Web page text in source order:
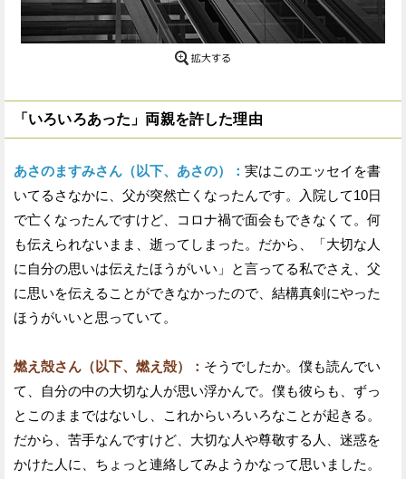
「いろいろあった」両親を許した理由
あさのますみさん（以下、あさの）： 実はこのエッセイを書
いてるさなかに、父が突然亡くなったんです。入院して10日
で亡くなったんですけど、コロナ禍で面会もできなくて。何
も伝えられないまま、逝ってしまった。だから、「大切な人
に自分の思いは伝えたほうがいい」と言ってる私でさえ、父
に思いを伝えることができなかったので、結構真剣にやった
ほうがいいと思っていて。
燃え殻さん（以下、燃え殻）： そうでしたか。僕も読んでい
て、自分の中の大切な人が思い浮かんで。僕も彼らも、ずっ
とこのままではないし、これからいろいろなことが起きる。
だから、苦手なんですけど、大切な人や尊敬する人、迷惑を
かけた人に、ちょっと連絡してみようかなって思いました。